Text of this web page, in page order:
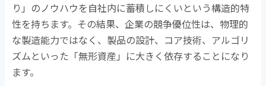
り」のノウハウを自社内に蓄積しにくいという構造的特
性を持ちます。その結果、企業の競争優位性は、物理的
な製造能力ではなく、製品の設計、コア技術、アルゴリ
ズムといった「無形資産」に大きく依存することになり
ます。